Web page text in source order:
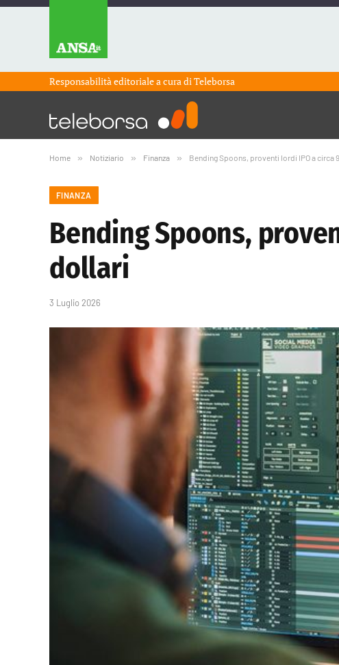
Responsabilità editoriale a cura diTeleborsa
Home » Notiziario » Finanza » Bending Spoons, proventi lordi IPO a circa
FINANZA
Bending Spoons,
dollari
3 Luglio 2026